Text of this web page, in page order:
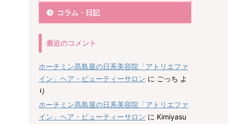
コラム・日記
最近のコメント
ホーチミン髙島屋の日系美容院「アトリエファ
イン」ヘア・ビューティーサロン に ごっち よ
り
ホーチミン髙島屋の日系美容院「アトリエファ
イン」ヘア・ビューティーサロン に Kimiyasu